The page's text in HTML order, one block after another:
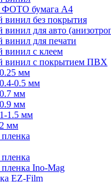
ФОТО бумага А4
без покрытия
для авто
для печати
с клеем
винил с покрытием ПВХ
мм
0.5 мм
мм
мм
1.5 мм
мм
Ino-Mag
EZ-Film